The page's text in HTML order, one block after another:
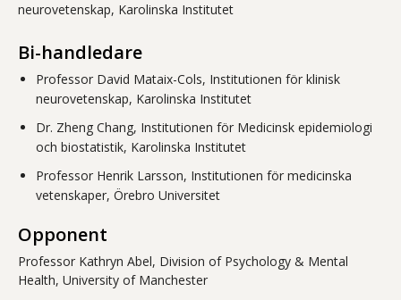
neurovetenskap, Karolinska Institutet
Bi-handledare
Professor David Mataix-Cols, Institutionen för klinisk
neurovetenskap, Karolinska Institutet
Dr. Zheng Chang, Institutionen för Medicinsk epidemiologi
och biostatistik, Karolinska Institutet
Professor Henrik Larsson, Institutionen för medicinska
vetenskaper, Örebro Universitet
Opponent
Professor Kathryn Abel, Division of Psychology & Mental
Health, University of Manchester